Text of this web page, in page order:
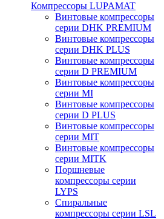
Компрессоры LUPAMAT
Винтовые компрессоры
серии DHK PREMIUM
Винтовые компрессоры
серии DHK PLUS
Винтовые компрессоры
серии D PREMIUM
Винтовые компрессоры
серии MI
Винтовые компрессоры
серии D PLUS
Винтовые компрессоры
серии MIT
Винтовые компрессоры
серии MITK
Поршневые
компрессоры серии
LYPS
Спиральные
компрессоры серии LSL